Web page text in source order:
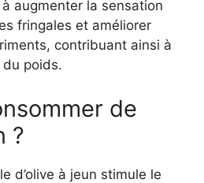
augmenter la sensation
fringales et améliorer
contribuant ainsi à
poids.
de
?
d’olive à jeun stimule le